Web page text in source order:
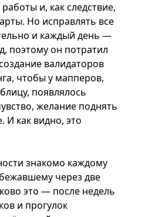
и, как следствие,
Но исправлять все
и каждый день —
поэтому он потратил
валидаторов
чтобы у мапперов,
появлялось
желание поднять
И как видно, это
знакомо каждому
через две
это — после недель
и прогулок